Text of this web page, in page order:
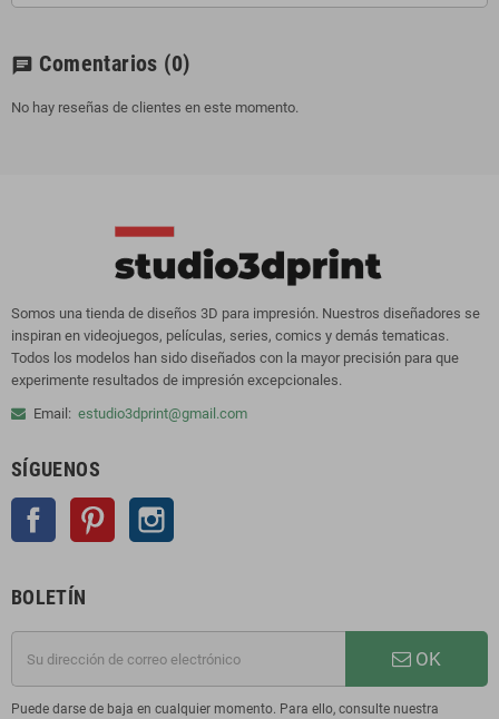
chat Comentarios (0)
No hay reseñas de clientes en este momento.
Somos una tienda de diseños 3D para impresión. Nuestros diseñadores se
inspiran en videojuegos, películas, series, comics y demás tematicas.
Todos los modelos han sido diseñados con la mayor precisión para que
experimente resultados de impresión excepcionales.
Email: estudio3dprint@gmail.com
SÍGUENOS
Facebook Pinterest
BOLETÍN
OK
Puede darse de baja en cualquier momento. Para ello, consulte nuestra